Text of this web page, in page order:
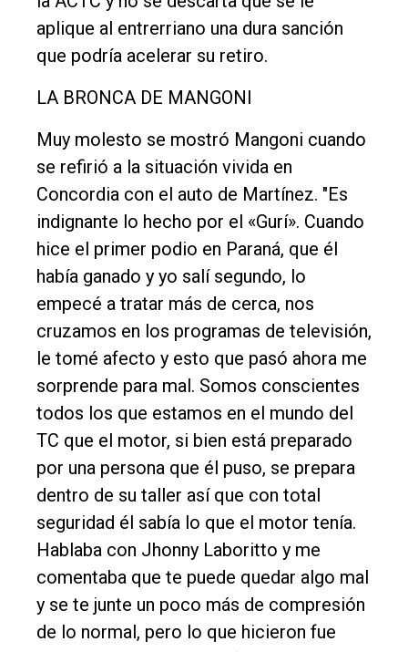
Deportes
Fúnebres
Edición
Empresa
Nosotros
Contacto
aplique al entrerriano una dura sanción
que podría acelerar su retiro.
LA BRONCA DE MANGONI
Muy molesto se mostró Mangoni cuando
se refirió a la situación vivida en
Concordia con el auto de Martínez. "Es
indignante lo hecho por el «Gurí». Cuando
hice el primer podio en Paraná, que él
había ganado y yo salí segundo, lo
empecé a tratar más de cerca, nos
cruzamos en los programas de televisión,
le tomé afecto y esto que pasó ahora me
sorprende para mal. Somos conscientes
todos los que estamos en el mundo del
TC que el motor, si bien está preparado
por una persona que él puso, se prepara
dentro de su taller así que con total
seguridad él sabía lo que el motor tenía.
Hablaba con Jhonny Laboritto y me
comentaba que te puede quedar algo mal
y se te junte un poco más de compresión
de lo normal, pero lo que hicieron fue